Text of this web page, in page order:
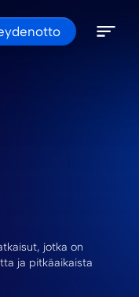
jotka on
ja pitkäaikaista